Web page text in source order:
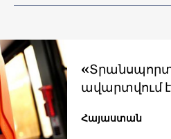
ավարտվում
Հայաստան